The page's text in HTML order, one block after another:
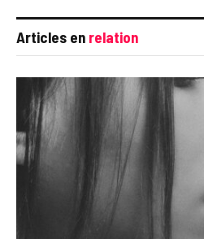
Articles en relation